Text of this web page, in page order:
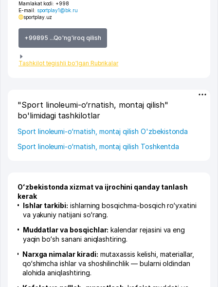
Mamlakat kodi: +998
E-mail: sportplay1@bk.ru
sportplay.uz
+99895 ...Qo'ng'iroq qilish
Tashkilot tegishli bo'lgan Rubrikalar
"Sport linoleumi-o‘rnatish, montaj qilish"
bo'limidagi tashkilotlar
Sport linoleumi-o‘rnatish, montaj qilish O'zbekistonda
Sport linoleumi-o‘rnatish, montaj qilish Toshkentda
Oʻzbekistonda xizmat va ijrochini qanday tanlash
kerak
Ishlar tarkibi: ishlarning bosqichma-bosqich ro‘yxatini
va yakuniy natijani so‘rang.
Muddatlar va bosqichlar: kalendar rejasini va eng
yaqin bo‘sh sanani aniqlashtiring.
Narxga nimalar kiradi: mutaxassis kelishi, materiallar,
qo‘shimcha ishlar va shoshilinchlik — bularni oldindan
alohida aniqlashtiring.